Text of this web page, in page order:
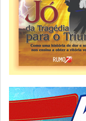
ver todas »